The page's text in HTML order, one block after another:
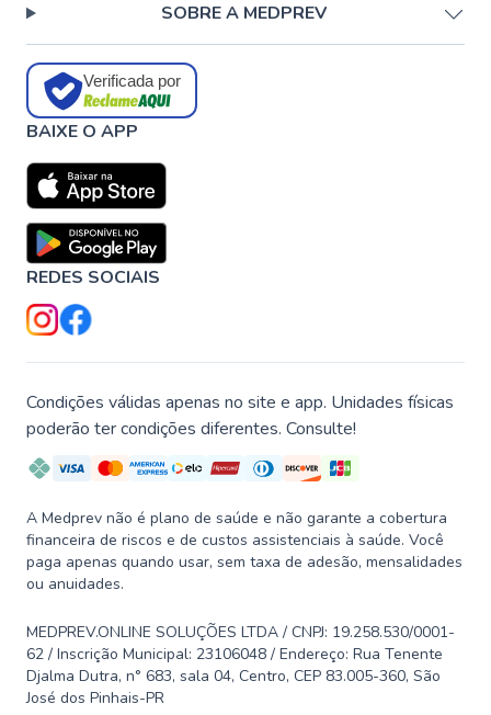
SOBRE A MEDPREV
Verificada por
BAIXE O APP
REDES SOCIAIS
Condições válidas apenas no site e app. Unidades físicas
poderão ter condições diferentes. Consulte!
A Medprev não é plano de saúde e não garante a cobertura
financeira de riscos e de custos assistenciais à saúde. Você
paga apenas quando usar, sem taxa de adesão, mensalidades
ou anuidades.
MEDPREV.ONLINE SOLUÇÕES LTDA / CNPJ: 19.258.530/0001-
62 / Inscrição Municipal: 23106048 / Endereço: Rua Tenente
Djalma Dutra, n° 683, sala 04, Centro, CEP 83.005-360, São
José dos Pinhais-PR